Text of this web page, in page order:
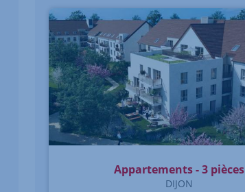
Élément 1 sur 1
Appartements - 3 pièces
DIJON